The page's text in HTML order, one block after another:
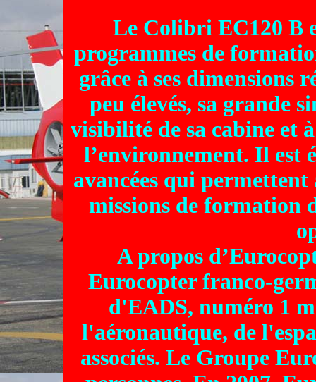
Le Colibri EC120 B
programmes de
grâce à ses dimensions
peu élevés, sa grande
visibilité de sa cabine et
l’environnement. Il est
avancées qui
missions de formation
A propos
Eurocopter franco-
d'EADS, numéro 1
l'aéronautique, de
associés. Le Groupe